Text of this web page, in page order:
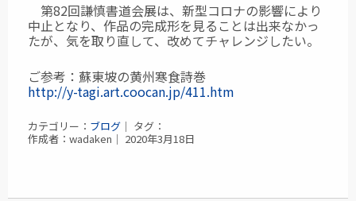
第82回謙慎書道会展は、新型コロナの影響により
中止となり、作品の完成形を見ることは出来なかっ
たが、気を取り直して、改めてチャレンジしたい。
ご参考：蘇東坡の黄州寒食詩巻
http://y-tagi.art.coocan.jp/411.htm
カテゴリー： ブログ ｜ タグ：
作成者：wadaken｜ 2020年3月18日